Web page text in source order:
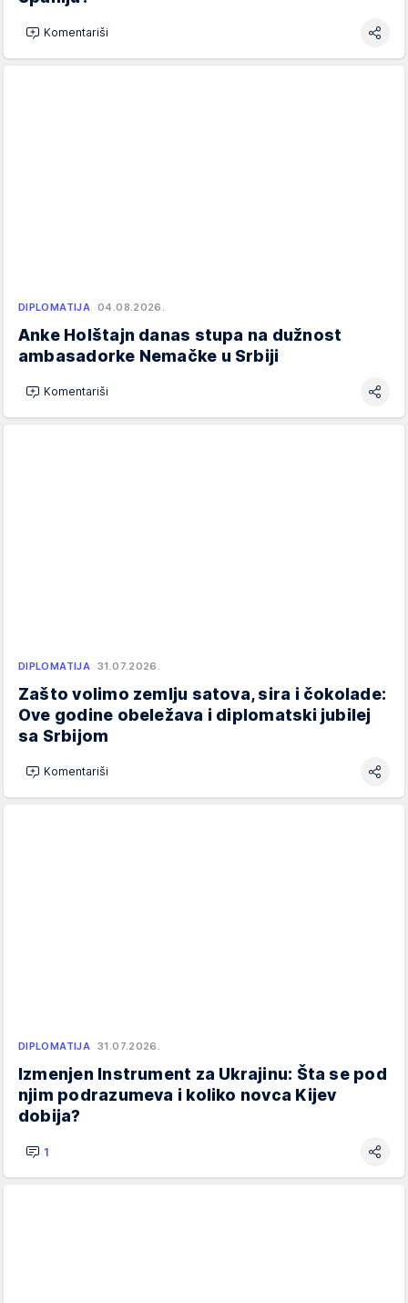
Komentariši
DIPLOMATIJA 04.08.2026.
Anke Holštajn danas stupa na dužnost
ambasadorke Nemačke u Srbiji
Komentariši
DIPLOMATIJA 31.07.2026.
Zašto volimo zemlju satova, sira i čokolade:
Ove godine obeležava i diplomatski jubilej
sa Srbijom
Komentariši
DIPLOMATIJA 31.07.2026.
Izmenjen Instrument za Ukrajinu: Šta se pod
njim podrazumeva i koliko novca Kijev
dobija?
1